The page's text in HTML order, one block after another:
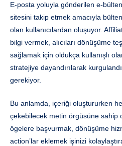
E-posta yoluyla gönderilen e-
sitesini takip etmek amacıyla
olan kullanıcılardan oluşuyor.
bilgi vermek, alıcıları dönüşüme
sağlamak için oldukça kullanışlı
stratejiye dayandırılarak
gerekiyor.
Bu anlamda, içeriği oluştururken
çekebilecek metin örgüsüne sahip
ögelere başvurmak, dönüşüme
action’lar eklemek işinizi